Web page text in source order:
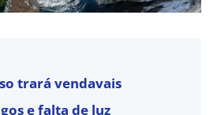
trará vendavais
e falta de luz